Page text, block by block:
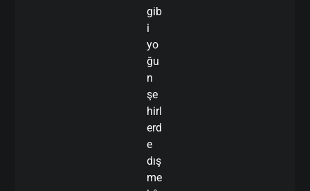
gib
i
yo
ğu
n
şe
hirl
erd
e
dış
me